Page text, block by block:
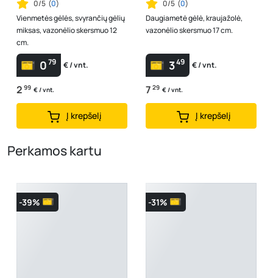
0/5 (0)
Vienmetės gėlės, svyrančių gėlių
miksas, vazonėlio skersmuo 12
cm.
079 € / vnt.
2 99 € / vnt.
Į krepšelį
0/5 (0)
Daugiametė gėlė, kraujažolė,
vazonėlio skersmuo 17 cm.
349 € / vnt.
7 29 € / vnt.
Į krepšelį
Perkamos kartu
-39% -31%